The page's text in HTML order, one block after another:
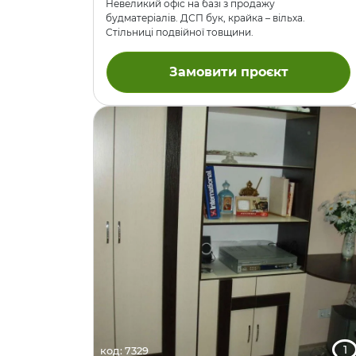
Невеликий офіс на базі з продажу
будматеріалів. ДСП бук, крайка – вільха.
Стільниці подвійної товщини.
Замовити проєкт
код: 7329 1